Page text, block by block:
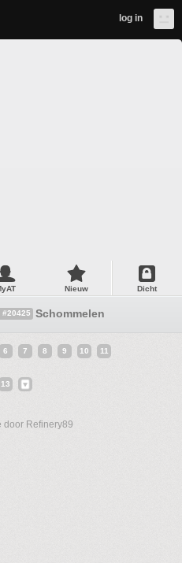
log in
Nieuw Dicht
#20425 Schommelen
6 7 8 9 10 11
13
door Refinery89